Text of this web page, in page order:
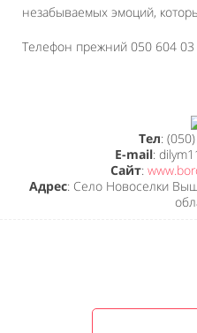
незабываемых эмоций,
Телефон прежний 050 604 03
Тел:
E-mail:
Сайт:
Адрес: Село Новоселки